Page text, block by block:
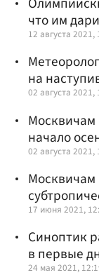
что им
12 августа 2021,
на
02 августа 2021,
Москвичам
начало
02 августа 2021,
17 июня 2021,
Синоптик
в первые
24 мая 2021,